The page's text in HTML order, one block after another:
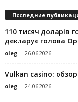
Последние
110 тисяч доларів
декларує голова
oleg - 26.06.2026
Vulkan casino:
oleg - 24.06.2026